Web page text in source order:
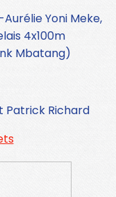
Yoni Meke,
4x100m
Mbatang)
Patrick Richard